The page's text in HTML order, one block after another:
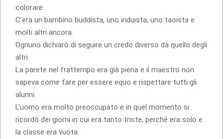
colorare.
C’era un bambino buddista, uno induista, uno taoista e
molti altri ancora.
Ognuno dichiarò di seguire un credo diverso da quello degli
altri.
La parete nel frattempo era già piena e il maestro non
sapeva come fare per essere equo e rispettare tutti gli
alunni.
L’uomo era molto preoccupato e in quel momento si
ricordò dei giorni in cui era tanto triste, perché era solo e
la classe era vuota.